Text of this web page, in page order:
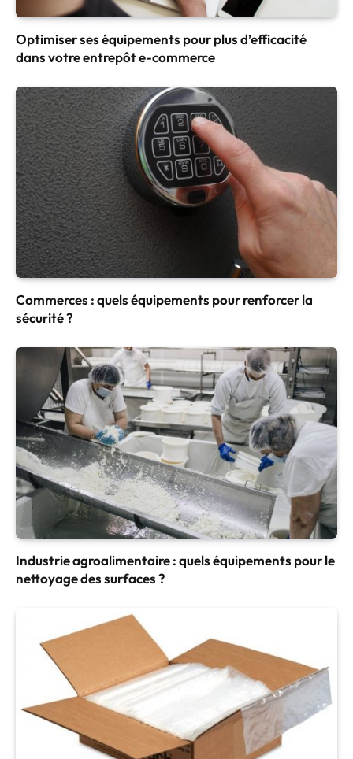
Optimiser ses équipements pour plus d’efficacité
dans votre entrepôt e-commerce
Commerces : quels équipements pour renforcer la
sécurité ?
Industrie agroalimentaire : quels équipements pour le
nettoyage des surfaces ?